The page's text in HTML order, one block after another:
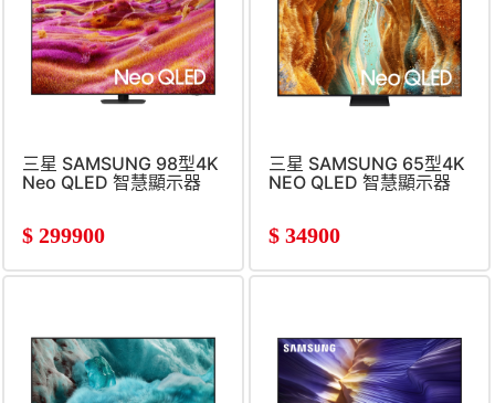
三星 SAMSUNG 98型4K
Neo QLED 智慧顯示器
$ 299900
三星 SAMSUNG 65型4K
NEO QLED 智慧顯示器
$ 34900